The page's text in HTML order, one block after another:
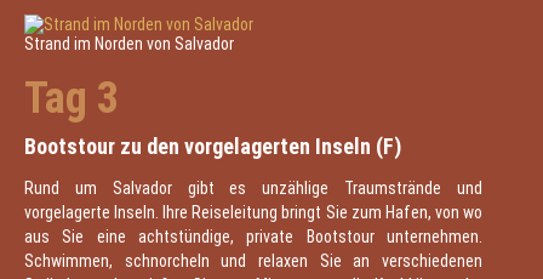
Strand im Norden von Salvador
Tag 3
Bootstour zu den vorgelagerten Inseln (F)
Rund um Salvador gibt es unzählige Traumstrände und
vorgelagerte Inseln. Ihre Reiseleitung bringt Sie zum Hafen, von wo
aus Sie eine achtstündige, private Bootstour unternehmen.
Schwimmen, schnorcheln und relaxen Sie an verschiedenen